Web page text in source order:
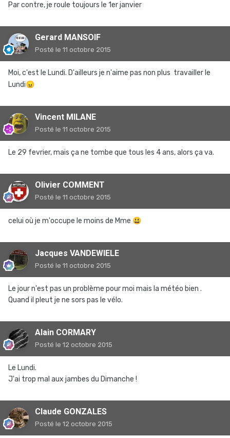
Par contre, je roule toujours le 1er janvier
Gerard MANSOIF
Posté le 11 octobre 2015
Moi, c'est le Lundi. D'ailleurs je n'aime pas non plus travailler le
Lundi😠
Vincent MILANE
Posté le 11 octobre 2015
Le 29 fevrier, mais ça ne tombe que tous les 4 ans, alors ça va.
Olivier COMMENT
Posté le 11 octobre 2015
celui où je m'occupe le moins de Mme 😃
Jacques VANDEWIELE
Posté le 11 octobre 2015
Le jour n'est pas un problème pour moi mais la météo bien .
Quand il pleut je ne sors pas le vélo.
Alain CORMARY
Posté le 12 octobre 2015
Le Lundi.
J'ai trop mal aux jambes du Dimanche !
Claude GONZALES
Posté le 12 octobre 2015